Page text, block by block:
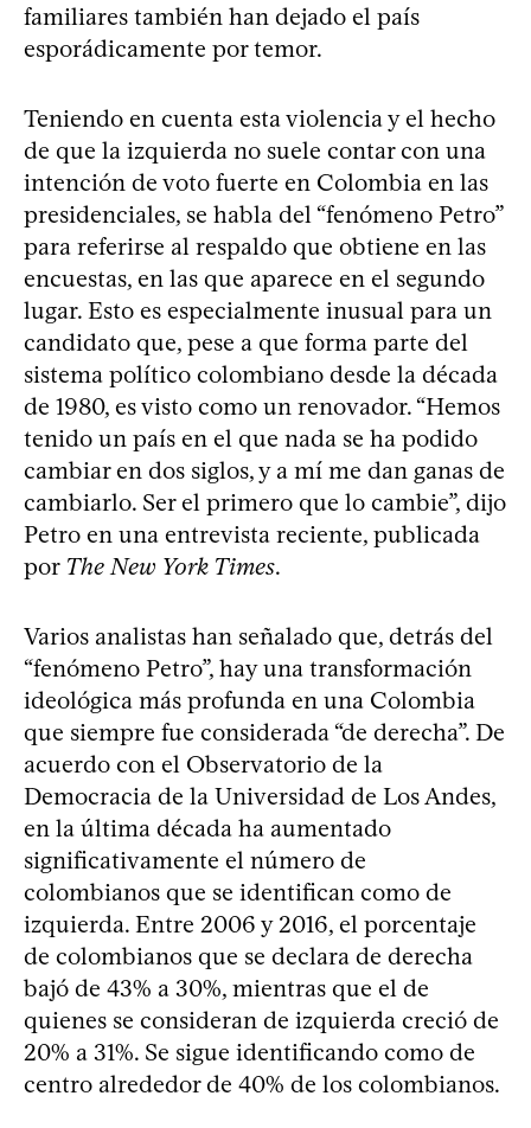
familiares también han dejado el país
esporádicamente por temor.
Teniendo en cuenta esta violencia y el hecho
de que la izquierda no suele contar con una
intención de voto fuerte en Colombia en las
presidenciales, se habla del “fenómeno Petro”
para referirse al respaldo que obtiene en las
encuestas, en las que aparece en el segundo
lugar. Esto es especialmente inusual para un
candidato que, pese a que forma parte del
sistema político colombiano desde la década
de 1980, es visto como un renovador. “Hemos
tenido un país en el que nada se ha podido
cambiar en dos siglos, y a mí me dan ganas de
cambiarlo. Ser el primero que lo cambie”, dijo
Petro en una entrevista reciente, publicada
por The New York Times.
Varios analistas han señalado que, detrás del
“fenómeno Petro”, hay una transformación
ideológica más profunda en una Colombia
que siempre fue considerada “de derecha”. De
acuerdo con el Observatorio de la
Democracia de la Universidad de Los Andes,
en la última década ha aumentado
significativamente el número de
colombianos que se identifican como de
izquierda. Entre 2006 y 2016, el porcentaje
de colombianos que se declara de derecha
bajó de 43% a 30%, mientras que el de
quienes se consideran de izquierda creció de
20% a 31%. Se sigue identificando como de
centro alrededor de 40% de los colombianos.